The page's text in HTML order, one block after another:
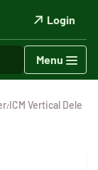
Login
Menu
/ICM Vertical Dele